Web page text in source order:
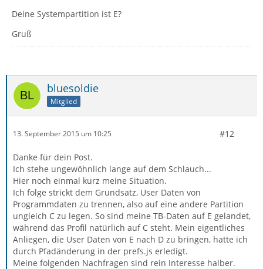
Deine Systempartition ist E?
Gruß
bluesoldie
Mitglied
13. September 2015 um 10:25 #12
Danke für dein Post.
Ich stehe ungewöhnlich lange auf dem Schlauch...
Hier noch einmal kurz meine Situation.
Ich folge strickt dem Grundsatz, User Daten von
Programmdaten zu trennen, also auf eine andere Partition
ungleich C zu legen. So sind meine TB-Daten auf E gelandet,
während das Profil natürlich auf C steht. Mein eigentliches
Anliegen, die User Daten von E nach D zu bringen, hatte ich
durch Pfadänderung in der prefs.js erledigt.
Meine folgenden Nachfragen sind rein Interesse halber.